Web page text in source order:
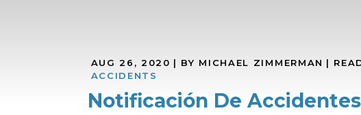
AUG 26, 2020 | BY MICHAEL ZIMMERMAN |
ACCIDENTS
Notificación De